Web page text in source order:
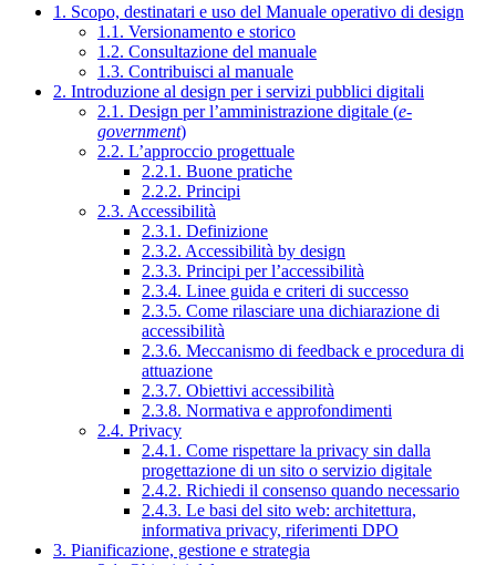
1. Scopo, destinatari e uso del Manuale operativo di design
1.1. Versionamento e storico
1.2. Consultazione del manuale
1.3. Contribuisci al manuale
2. Introduzione al design per i servizi pubblici digitali
2.1. Design per l’amministrazione digitale (e-
government)
2.2. L’approccio progettuale
2.2.1. Buone pratiche
2.2.2. Principi
2.3. Accessibilità
2.3.1. Definizione
2.3.2. Accessibilità by design
2.3.3. Principi per l’accessibilità
2.3.4. Linee guida e criteri di successo
2.3.5. Come rilasciare una dichiarazione di
accessibilità
2.3.6. Meccanismo di feedback e procedura di
attuazione
2.3.7. Obiettivi accessibilità
2.3.8. Normativa e approfondimenti
2.4. Privacy
2.4.1. Come rispettare la privacy sin dalla
progettazione di un sito o servizio digitale
2.4.2. Richiedi il consenso quando necessario
2.4.3. Le basi del sito web: architettura,
informativa privacy, riferimenti DPO
3. Pianificazione, gestione e strategia